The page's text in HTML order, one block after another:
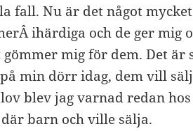
fall. Nu är det något
ihärdiga och de ger mig
mig för dem. Det är
min dörr idag, dem vill
blev jag varnad redan
barn och ville sälja.